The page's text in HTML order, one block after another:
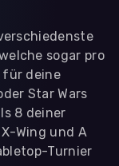
sogar pro
für deine
Star Wars
8 deiner
Wing und A
Turnier